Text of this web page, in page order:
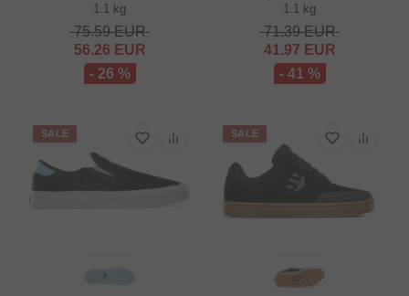
1.1 kg
75.59EUR
56.26 EUR
- 26 %
1.1 kg
71.39EUR
41.97 EUR
- 41 %
SALE SALE